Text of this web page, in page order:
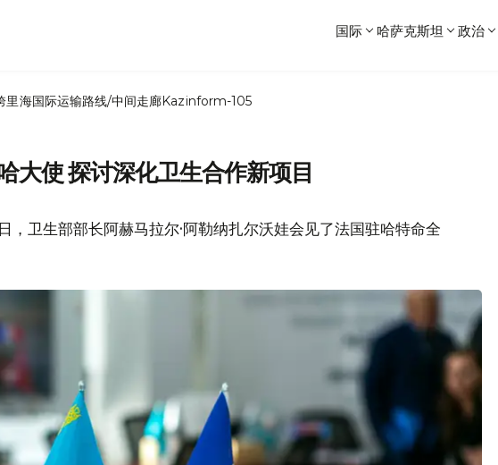
国际 哈萨克斯坦 政治
里海国际运输路线/中间走廊Kazinform-105
大使 探讨深化卫生合作新项目
，卫生部部长阿赫马拉尔·阿勒纳扎尔沃娃会见了法国驻哈特命全